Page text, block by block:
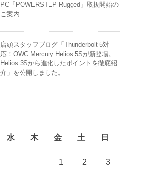
PC「POWERSTEP Rugged」取扱開始の
ご案内
店頭スタッフブログ「Thunderbolt 5対
応！OWC Mercury Helios 5Sが新登場。
Helios 3Sから進化したポイントを徹底紹
介」を公開しました。
水 木 金 土 日
1 2 3